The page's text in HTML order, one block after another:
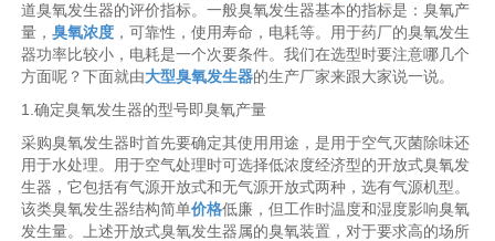
道臭氧发生器的评价指标。一般臭氧发生器基本的指标是：臭氧产
量，臭氧浓度 ，可靠性，使用寿命，电耗等。用于药厂的臭氧发生
器功率比较小，电耗是一个次要条件。我们在选型时要注意哪几个
方面呢？下面就由大型臭氧发生器的生产厂家来跟大家说一说。
1.确定臭氧发生器的型号即臭氧产量
采购臭氧发生器时首先要确定其使用用途，是用于空气灭菌除味还
用于水处理。用于空气处理时可选择低浓度经济型的开放式臭氧发
生器，它包括有气源开放式和无气源开放式两种，选有气源机型。
该类臭氧发生器结构简单价格低廉，但工作时温度和湿度影响臭氧
发生量。上述开放式臭氧发生器属的臭氧装置，对于要求高的场所